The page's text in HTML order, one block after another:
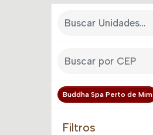
Buddha Spa Perto de Mim
Filtros